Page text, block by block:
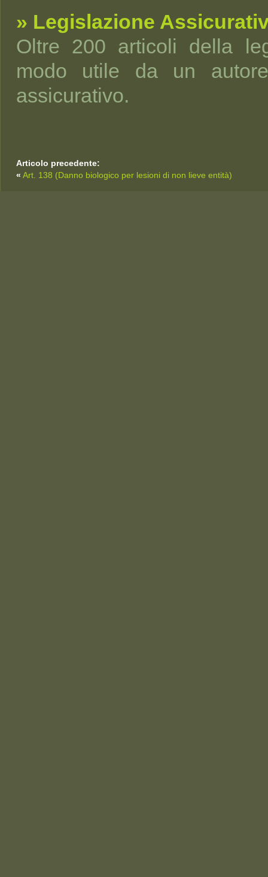
» Legislazione
Oltre 200 articoli della
modo utile da un
assicurativo.
Articolo precedente:
« Art. 138 (Danno biologico per lesioni di non lieve entità)